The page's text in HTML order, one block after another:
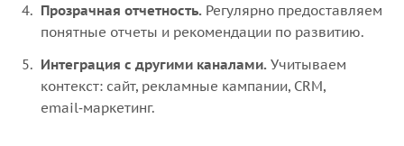
Прозрачная отчетность. Регулярно предоставляем
понятные отчеты и рекомендации по развитию.
Интеграция с другими каналами. Учитываем
контекст: сайт, рекламные кампании, CRM,
email‑маркетинг.